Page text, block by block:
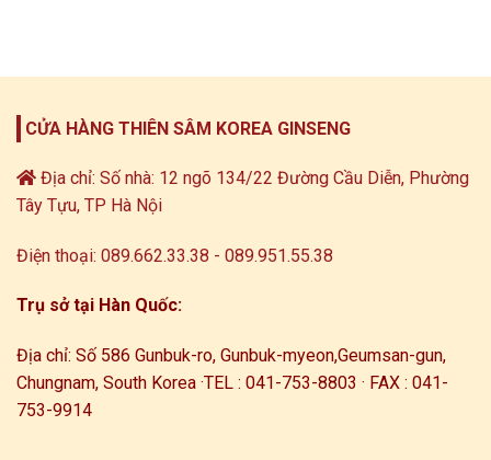
CỬA HÀNG THIÊN SÂM KOREA GINSENG
Địa chỉ: Số nhà: 12 ngõ 134/22 Đường Cầu Diễn, Phường
Tây Tựu, TP Hà Nội
Điện thoại: 089.662.33.38 - 089.951.55.38
Trụ sở tại Hàn Quốc:
Địa chỉ: Số 586 Gunbuk-ro, Gunbuk-myeon,Geumsan-gun,
Chungnam, South Korea ·TEL : 041-753-8803 · FAX : 041-
753-9914